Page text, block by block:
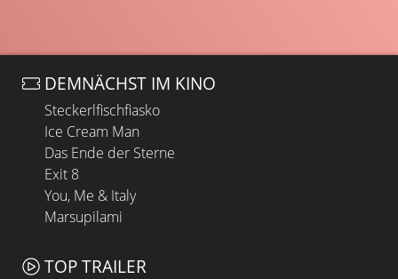
DEMNÄCHST IM KINO
Steckerlfischfiasko
Ice Cream Man
Das Ende der Sterne
Exit 8
You, Me & Italy
Marsupilami
TOP TRAILER